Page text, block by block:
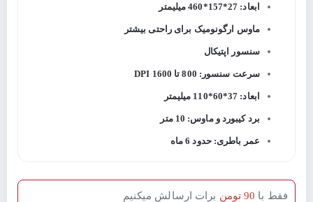
ابعاد: 27*157*460 میلیمتر
ماوس ارگونومیک برای راحتی بیشتر
سنسور اپتیکال
سرعت سنسور: 800 تا 1600 DPI
ابعاد: 37*60*110 میلیمتر
برد کیبورد و ماوس: 10 متر
عمر باطری: حدود 6 ماه
فقط با 90 تومن برات ارسالش میکنیم